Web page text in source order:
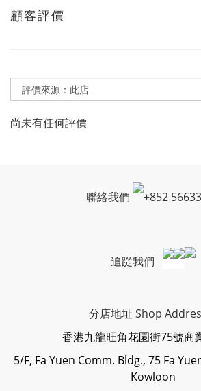
顧客評價
尚未有任何評價
聯絡我們 +852
追踨我們
分店地址 Shop
香港九龍旺角花園街75號商
5/F, Fa Yuen Comm. Bldg., 75 Fa
Kowloon